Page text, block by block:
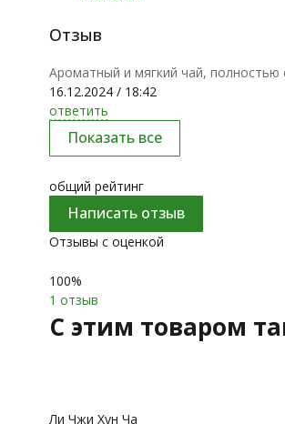
Отзыв
Ароматный и мягкий чай,
16.12.2024 / 18:42
ответить
Показать все
общий рейтинг
Написать отзыв
Отзывы с оценкой
100%
1 отзыв
C этим товаром
Ли Чжи Хун Ча